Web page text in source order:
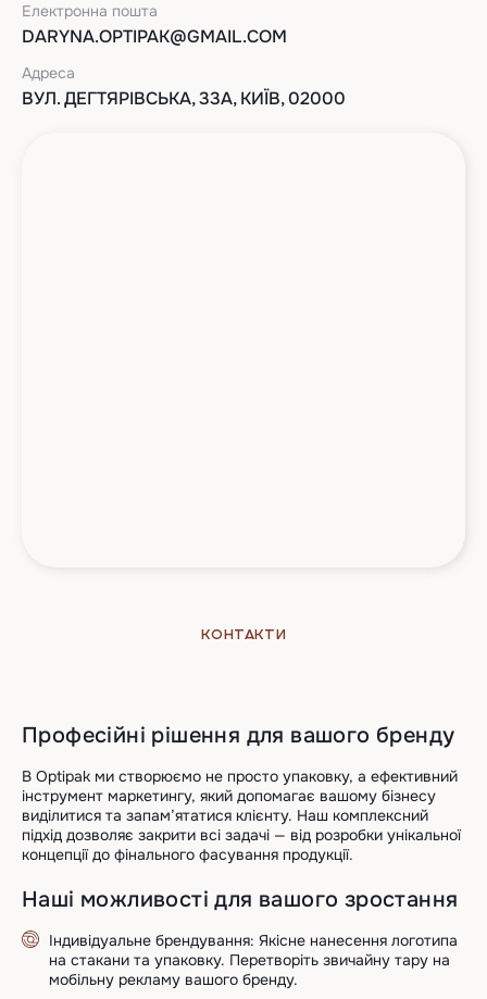
Електронна пошта
DARYNA.OPTIPAK@GMAIL.COM
Адреса
ВУЛ. ДЕГТЯРІВСЬКА, 33А, КИЇВ, 02000
Контакти
Професійні рішення для вашого бренду
В Optipak ми створюємо не просто упаковку, а ефективний
інструмент маркетингу, який допомагає вашому бізнесу
виділитися та запам’ятатися клієнту. Наш комплексний
підхід дозволяє закрити всі задачі — від розробки унікальної
концепції до фінального фасування продукції.
Наші можливості для вашого зростання
Індивідуальне брендування: Якісне нанесення логотипа
на стакани та упаковку. Перетворіть звичайну тару на
мобільну рекламу вашого бренду.